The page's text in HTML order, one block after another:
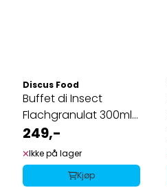
Discus Food
Buffet di Insect
Flachgranulat 300ml
/65g
249,-
Ikke på lager
Kjøp